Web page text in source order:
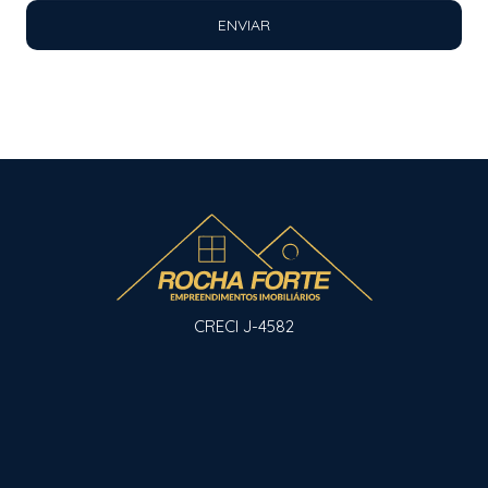
ENVIAR
CRECI J-4582